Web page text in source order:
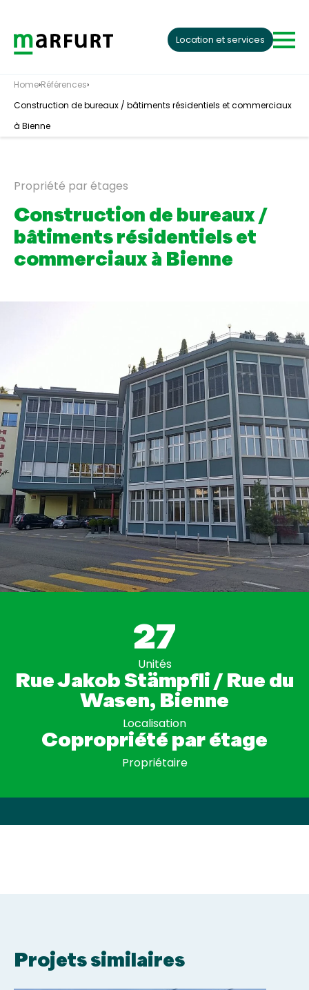
Location et services
Home›Références›
Construction de bureaux / bâtiments résidentiels et commerciaux
à Bienne
Propriété par étages
Construction de bureaux /
bâtiments résidentiels et
commerciaux à Bienne
27
Unités
Rue Jakob Stämpfli / Rue du
Wasen, Bienne
Localisation
Copropriété par étage
Propriétaire
Projets similaires